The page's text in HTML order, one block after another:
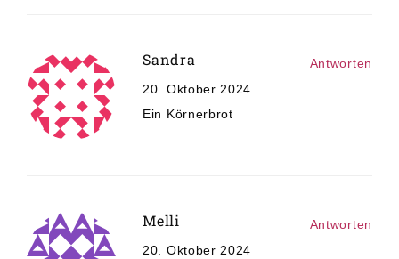
Sandra
20. Oktober 2024
Ein Körnerbrot
Antworten
Melli
20. Oktober 2024
Antworten